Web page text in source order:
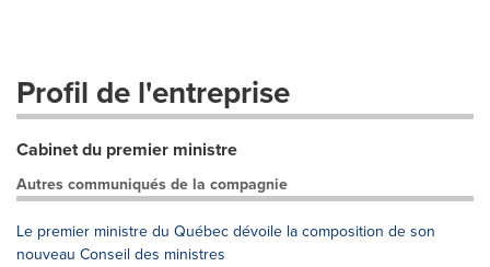
Profil de l'entreprise
Cabinet du premier ministre
Autres communiqués de la compagnie
Le premier ministre du Québec dévoile la composition de son
nouveau Conseil des ministres